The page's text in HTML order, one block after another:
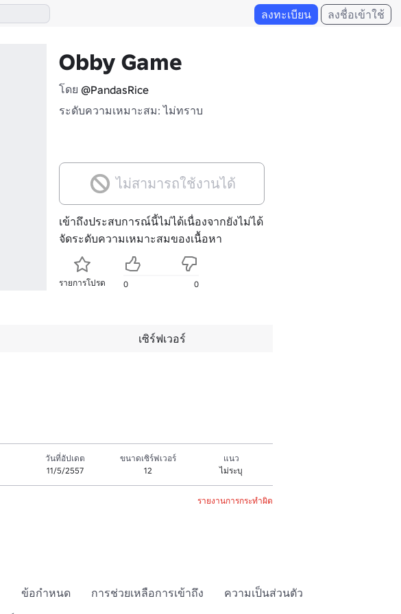
ลงทะเบียน ลงชื่อเข้าใช้
Obby Game
โดย @PandasRice
ระดับความเหมาะสม: ไม่ทราบ
ไม่สามารถใช้งานได้
เข้าถึงประสบการณ์นี้ไม่ได้เนื่องจากยังไม่ได้
จัดระดับความเหมาะสมของเนื้อหา
รายการโปรด 0 0
เซิร์ฟเวอร์
วันที่อัปเดต
11/5/2557
ขนาดเซิร์ฟเวอร์
12
แนว
ไม่ระบุ
รายงานการกระทำผิด
ข้อกำหนด การช่วยเหลือการเข้าถึง
ความเป็นส่วนตัว